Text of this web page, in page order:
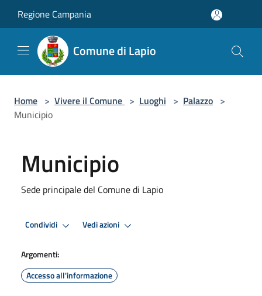
Regione Campania
Comune di Lapio
Home > Vivere il Comune > Luoghi > Palazzo >
Municipio
Municipio
Sede principale del Comune di Lapio
Condividi Vedi azioni
Argomenti:
Accesso all'informazione